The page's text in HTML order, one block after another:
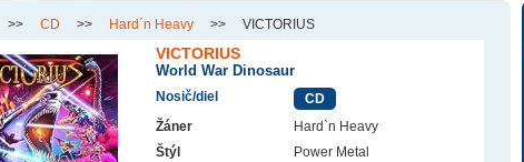
>> CD >> Hard´n Heavy >> VICTORIUS
VICTORIUS
World War Dinosaur
Nosič/diel
CD
Žáner
Hard`n Heavy
Štýl
Power Metal